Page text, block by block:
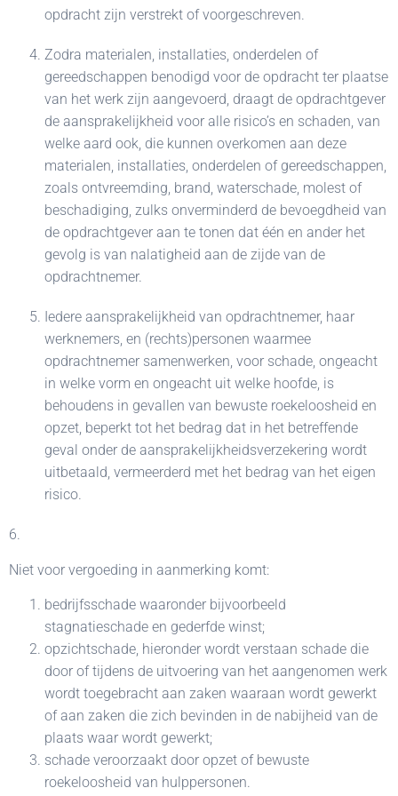
opdracht zijn verstrekt of voorgeschreven.
Zodra materialen, installaties, onderdelen of
gereedschappen benodigd voor de opdracht ter plaatse
van het werk zijn aangevoerd, draagt de opdrachtgever
de aansprakelijkheid voor alle risico’s en schaden, van
welke aard ook, die kunnen overkomen aan deze
materialen, installaties, onderdelen of gereedschappen,
zoals ontvreemding, brand, waterschade, molest of
beschadiging, zulks onverminderd de bevoegdheid van
de opdrachtgever aan te tonen dat één en ander het
gevolg is van nalatigheid aan de zijde van de
opdrachtnemer.
Iedere aansprakelijkheid van opdrachtnemer, haar
werknemers, en (rechts)personen waarmee
opdrachtnemer samenwerken, voor schade, ongeacht
in welke vorm en ongeacht uit welke hoofde, is
behoudens in gevallen van bewuste roekeloosheid en
opzet, beperkt tot het bedrag dat in het betreffende
geval onder de aansprakelijkheidsverzekering wordt
uitbetaald, vermeerderd met het bedrag van het eigen
risico.
6.
Niet voor vergoeding in aanmerking komt:
bedrijfsschade waaronder bijvoorbeeld
stagnatieschade en gederfde winst;
opzichtschade, hieronder wordt verstaan schade die
door of tijdens de uitvoering van het aangenomen werk
wordt toegebracht aan zaken waaraan wordt gewerkt
of aan zaken die zich bevinden in de nabijheid van de
plaats waar wordt gewerkt;
schade veroorzaakt door opzet of bewuste
roekeloosheid van hulppersonen.